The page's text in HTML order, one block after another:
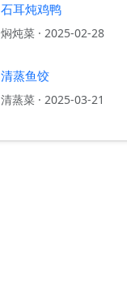
石耳炖鸡鸭
焖炖菜 · 2025-02-28
清蒸鱼饺
清蒸菜 · 2025-03-21